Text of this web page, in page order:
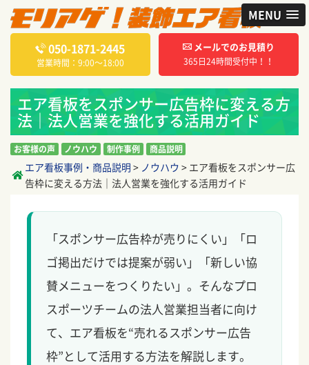
MENU
050-1871-2445
営業時間：9:00〜18:00
メールでのお見積り
365日24時間受付中！！
エア看板をスポンサー広告枠に変える方
法｜法人営業を強化する活用ガイド
お客様の声 ノウハウ 制作事例 商品説明
エア看板事例・商品説明 > ノウハウ > エア看板をスポンサー広
告枠に変える方法｜法人営業を強化する活用ガイド
「スポンサー広告枠が売りにくい」「ロ
ゴ掲出だけでは提案が弱い」「新しい協
賛メニューをつくりたい」。そんなプロ
スポーツチームの法人営業担当者に向け
て、エア看板を“売れるスポンサー広告
枠”として活用する方法を解説します。